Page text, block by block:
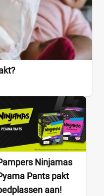
Ninjamas
Pants pakt
aan!